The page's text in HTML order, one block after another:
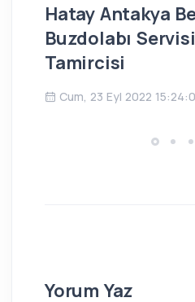
Hatay Antakya
Buzdolabı
Tamircisi
Cum, 23 Eyl 2022
Yorum Yaz